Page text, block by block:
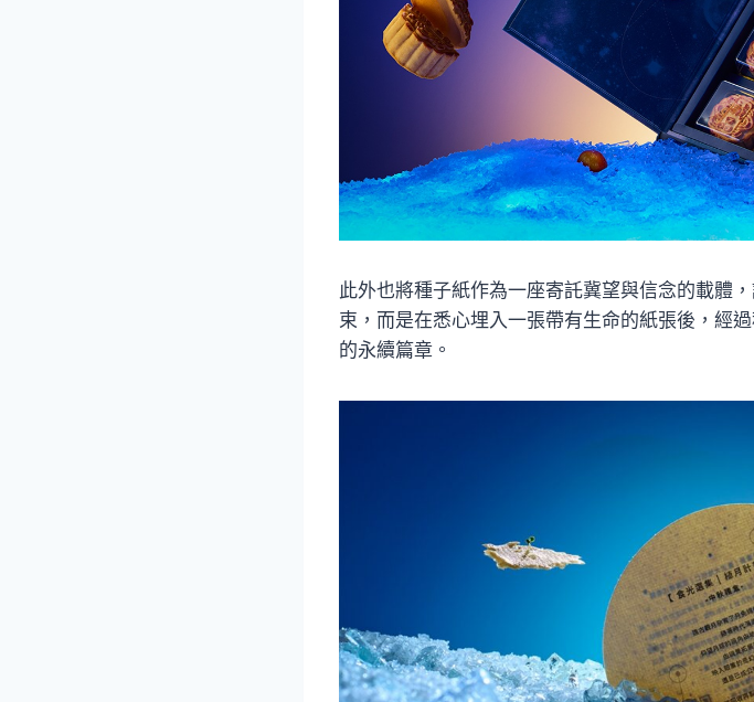
此外也將種子紙作為一座寄託冀望與信念的載體
束，而是在悉心埋入一張帶有生命的紙張後，經
的永續篇章。